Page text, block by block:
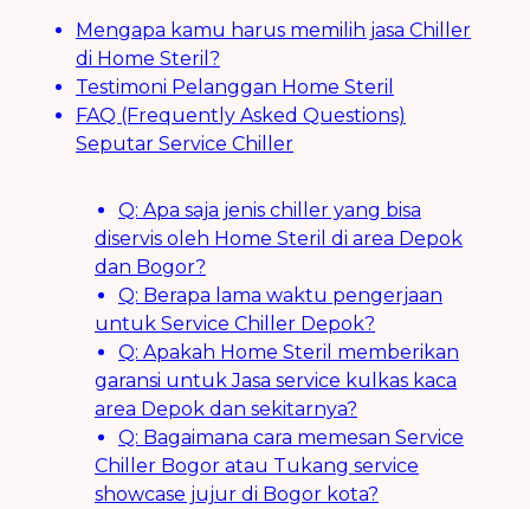
Mengapa kamu harus memilih jasa Chiller
di Home Steril?
Testimoni Pelanggan Home Steril
FAQ (Frequently Asked Questions)
Seputar Service Chiller
Q: Apa saja jenis chiller yang bisa
diservis oleh Home Steril di area Depok
dan Bogor?
Q: Berapa lama waktu pengerjaan
untuk Service Chiller Depok?
Q: Apakah Home Steril memberikan
garansi untuk Jasa service kulkas kaca
area Depok dan sekitarnya?
Q: Bagaimana cara memesan Service
Chiller Bogor atau Tukang service
showcase jujur di Bogor kota?